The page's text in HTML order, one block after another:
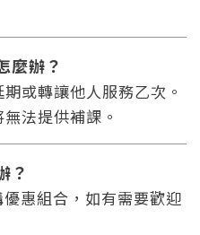
照信件中的指示重新登
重複登入，
使用者強制登出。
麼辦？
或轉讓他人服務乙次。
法提供補課。
？
惠組合，如有需要歡迎